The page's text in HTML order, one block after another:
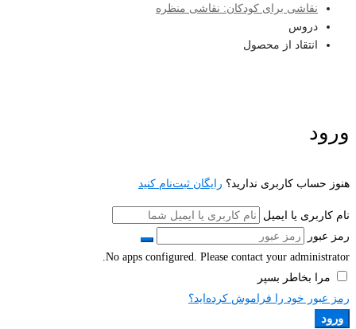
نقاشی برای کودکان: نقاشی منظره
دروس
انتقاد از محصول
ورود
هنوز حساب کاربری ندارید؟ رایگان ثبت‌نام کنید
نام کاربری یا ایمیل
رمز عبور
No apps configured. Please contact your administrator.
مرا بخاطر بسپر
رمز عبور خود را فراموش کرده‌اید؟
ورود